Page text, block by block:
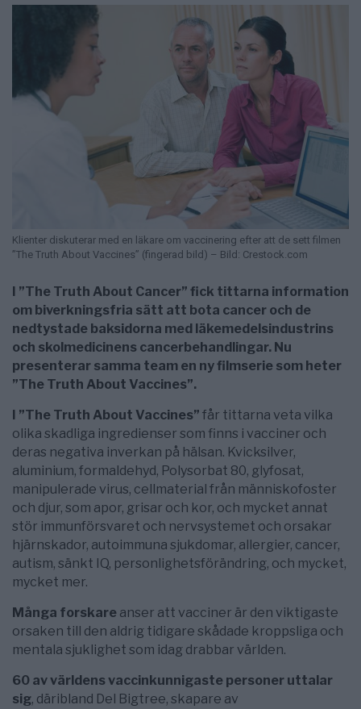
Klienter diskuterar med en läkare om vaccinering efter att de sett filmen
”The Truth About Vaccines” (fingerad bild) – Bild: Crestock.com
I ”The Truth About Cancer” fick tittarna information
om biverkningsfria sätt att bota cancer och de
nedtystade baksidorna med läkemedelsindustrins
och skolmedicinens cancerbehandlingar. Nu
presenterar samma team en ny filmserie som heter
”The Truth About Vaccines”.
I ”The Truth About Vaccines” får tittarna veta vilka
olika skadliga ingredienser som finns i vacciner och
deras negativa inverkan på hälsan. Kvicksilver,
aluminium, formaldehyd, Polysorbat 80, glyfosat,
manipulerade virus, cellmaterial från människofoster
och djur, som apor, grisar och kor, och mycket annat
stör immunförsvaret och nervsystemet och orsakar
hjärnskador, autoimmuna sjukdomar, allergier, cancer,
autism, sänkt IQ, personlighetsförändring, och mycket,
mycket mer.
Många forskare anser att vacciner är den viktigaste
orsaken till den aldrig tidigare skådade kroppsliga och
mentala sjuklighet som idag drabbar världen.
60 av världens vaccinkunnigaste personer uttalar
sig, däribland Del Bigtree, skapare av